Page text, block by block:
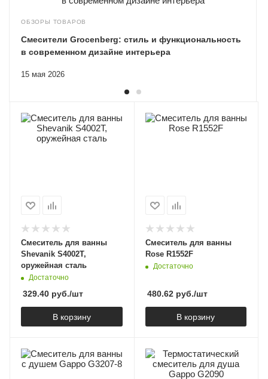
ОБЗОРЫ ТОВАРОВ
15 мая 2026
Смесители Grocenberg: стиль и функциональность
в современном дизайне интерьера
Смеситель для ванны
Shevanik S4002T,
оружейная сталь
Достаточно
329.40 руб./шт
В корзину
Смеситель для ванны
Rose R1552F
Достаточно
480.62руб./шт
В корзину